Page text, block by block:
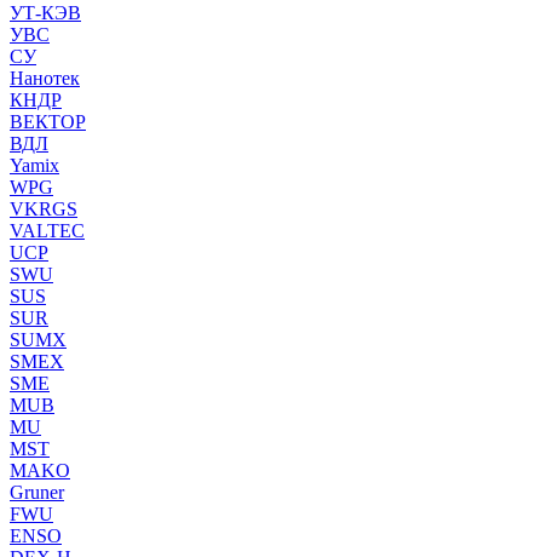
УТ-КЭВ
УВС
СУ
Нанотек
КНДР
ВЕКТОР
ВДЛ
Yamix
WPG
VKRGS
VALTEC
UCP
SWU
SUS
SUR
SUMX
SMEX
SME
MUB
MU
MST
MAKO
Gruner
FWU
ENSO